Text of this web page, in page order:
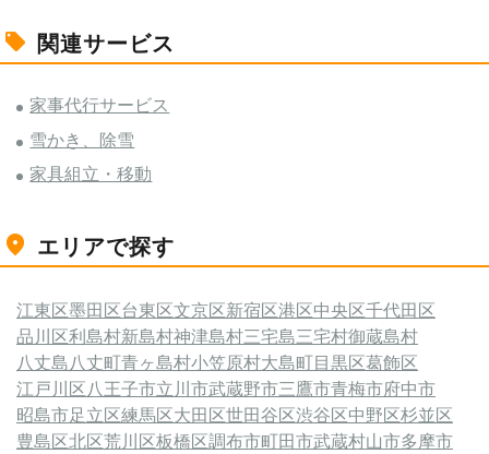
関連サービス
家事代行サービス
雪かき、除雪
家具組立・移動
エリアで探す
江東区墨田区台東区文京区新宿区港区中央区千代田区
品川区利島村新島村神津島村三宅島三宅村御蔵島村
八丈島八丈町青ヶ島村小笠原村大島町目黒区葛飾区
江戸川区 八王子市立川市武蔵野市三鷹市青梅市府中市
昭島市足立区練馬区大田区世田谷区渋谷区中野区杉並区
豊島区北区荒川区板橋区調布市町田市武蔵村山市多摩市